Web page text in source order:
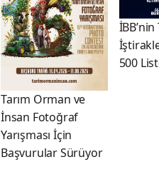
Tarım Orman ve
İnsan Fotoğraf
Yarışması İçin
Başvurular Sürüyor
500